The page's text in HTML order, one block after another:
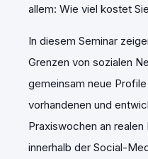
allem: Wie viel kostet
In diesem Seminar
Grenzen von sozialen
gemeinsam neue
vorhandenen und
Praxiswochen an
innerhalb der Social-